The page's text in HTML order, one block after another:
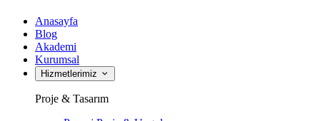
Anasayfa
Blog
Akademi
Kurumsal
Hizmetlerimiz
Proje & Tasarım